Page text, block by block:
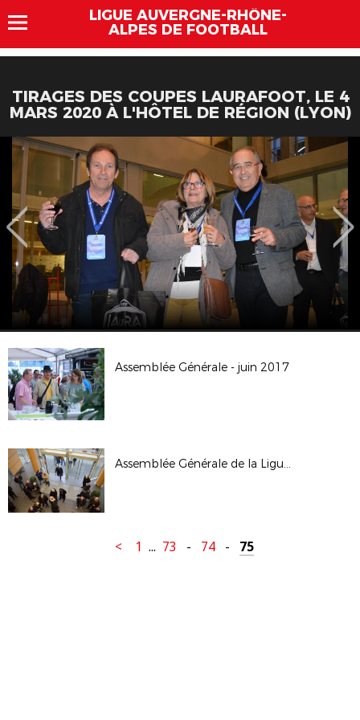
LIGUE AUVERGNE-RHÔNE-
ALPES DE FOOTBALL
TIRAGES DES COUPES LAURAFOOT, LE 4
MARS 2020 À L'HÔTEL DE RÉGION (LYON)
Assemblée Générale - juin 2017
Assemblée Générale de la Ligue - janv 2017
< 1 ... 73 - 74 - 75